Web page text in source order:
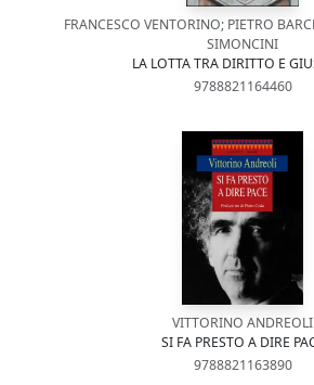
FRANCESCO VENTORINO; PIETRO
SIMONCINI
LA LOTTA TRA DIRITTO E
9788821164460
VITTORINO ANDREOLI
SI FA PRESTO A DIRE
9788821163890